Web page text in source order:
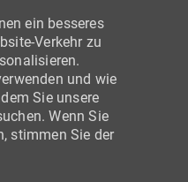
ein besseres
Verkehr zu
und wie
Sie unsere
Wenn Sie
stimmen Sie der